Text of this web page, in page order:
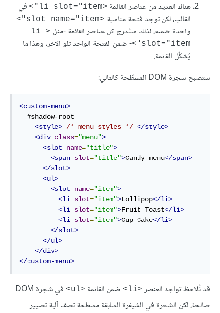
هناك العديد من عناصر القائمة <li slot="item">
في
القالب، لكن توجد فتحة مناسبة <slot name="item">
واحدة ضمنه، لذلك ستُدرج كل عناصر القائمة -مثل
<li
slot="item">
- ضمن الفتحة الواحد تلو الآخر، وهذا ما
يُشكِّل القائمة.
ستصبح شجرة DOM المسطّحة كالتالي:
<custom-menu>
<style> /* menu styles */ </style>
<div class="menu">
<slot
name="title">
<span slot="title">Candy menu</span>
</slot>
<ul>
<slot
name="item">
<li slot="item">Lollipop</li>
<li slot="item">Fruit Toast</li>
<li slot="item">Cup Cake</li>
</slot>
</ul>
</div>
</custom-menu>
قد نُلاحظ تواجد العنصر <li> ضمن القائمة <ul>
في شجرة DOM
صالحة، لكن الشجرة في الشيفرة السابقة مسطحة تصف آلية تصيير